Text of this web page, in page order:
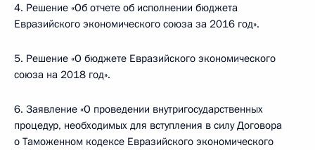
4. Решение «Об отчете об исполнении бюджета
Евразийского экономического союза за 2016 год».
5. Решение «О бюджете Евразийского экономического
союза на 2018 год».
6. Заявление «О проведении внутригосударственных
процедур, необходимых для вступления в силу Договора
о Таможенном кодексе Евразийского экономического